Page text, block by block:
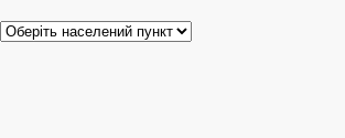
Педіатри